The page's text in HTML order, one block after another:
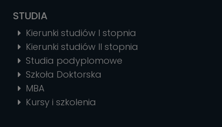
STUDIA
Kierunki studiów I stopnia
Kierunki studiów II stopnia
Studia podyplomowe
Szkoła Doktorska
MBA
Kursy i szkolenia